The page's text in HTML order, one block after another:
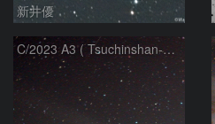
新井優
C/2023 A3 ( Tsuchinshan-ATLAS )